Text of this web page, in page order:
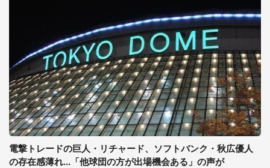
電撃トレードの巨人・リチャード、ソフトバンク・秋広優人
の存在感薄れ...「他球団の方が出場機会ある」の声が